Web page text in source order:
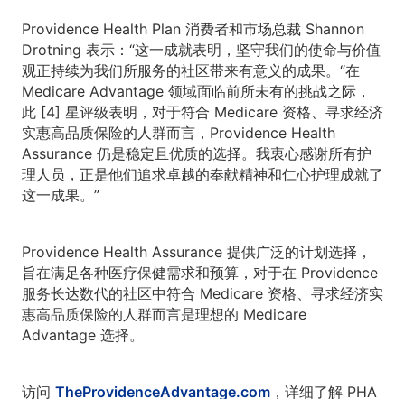
Providence Health Plan 消费者和市场总裁 Shannon
Drotning 表示：“这一成就表明，坚守我们的使命与价值
观正持续为我们所服务的社区带来有意义的成果。“在
Medicare Advantage 领域面临前所未有的挑战之际，
此 [4] 星评级表明，对于符合 Medicare 资格、寻求经济
实惠高品质保险的人群而言，Providence Health
Assurance 仍是稳定且优质的选择。我衷心感谢所有护
理人员，正是他们追求卓越的奉献精神和仁心护理成就了
这一成果。”
Providence Health Assurance 提供广泛的计划选择，
旨在满足各种医疗保健需求和预算，对于在 Providence
服务长达数代的社区中符合 Medicare 资格、寻求经济实
惠高品质保险的人群而言是理想的 Medicare
Advantage 选择。
访问 TheProvidenceAdvantage.com ，详细了解 PHA